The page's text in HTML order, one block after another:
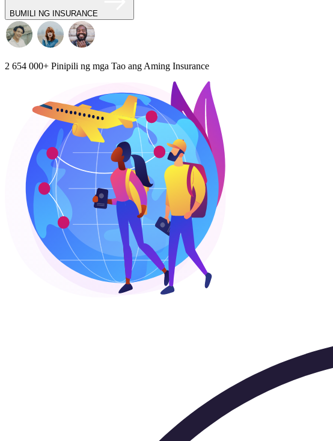
BUMILI NG INSURANCE
2 654 000+ Pinipili ng mga Tao ang Aming Insurance